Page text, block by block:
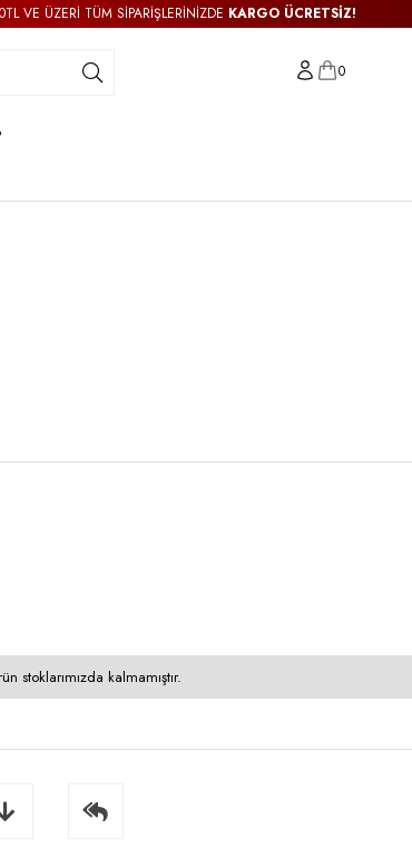
VE ÜZERİ TÜM SİPARİŞLERİNİZDE KARGO ÜCRETSİZ!
0
stoklarımızda kalmamıştır.